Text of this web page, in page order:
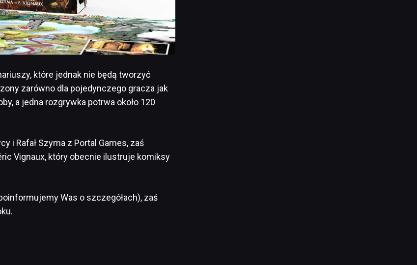
które jednak nie będą tworzyć
zarówno dla pojedynczego gracza jak
a jedna rozgrywka potrwa około 120
i Rafał Szyma z Portal Games, zaś
Vignaux, który obecnie ilustruje komiksy
Was o szczegółach), zaś